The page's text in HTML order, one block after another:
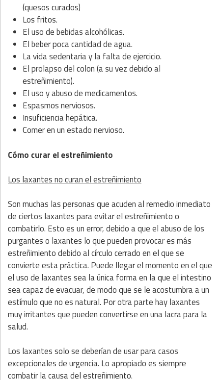
(quesos curados)
Los fritos.
El uso de bebidas alcohólicas.
El beber poca cantidad de agua.
La vida sedentaria y la falta de ejercicio.
El prolapso del colon (a su vez debido al
estreñimiento).
El uso y abuso de medicamentos.
Espasmos nerviosos.
Insuficiencia hepática.
Comer en un estado nervioso.
Cómo curar el estreñimiento
Los laxantes no curan el estreñimiento
Son muchas las personas que acuden al remedio inmediato
de ciertos laxantes para evitar el estreñimiento o
combatirlo. Esto es un error, debido a que el abuso de los
purgantes o laxantes lo que pueden provocar es más
estreñimiento debido al círculo cerrado en el que se
convierte esta práctica. Puede llegar el momento en el que
el uso de laxantes sea la única forma en la que el intestino
sea capaz de evacuar, de modo que se le acostumbra a un
estímulo que no es natural. Por otra parte hay laxantes
muy irritantes que pueden convertirse en una lacra para la
salud.
Los laxantes solo se deberían de usar para casos
excepcionales de urgencia. Lo apropiado es siempre
combatir la causa del estreñimiento.